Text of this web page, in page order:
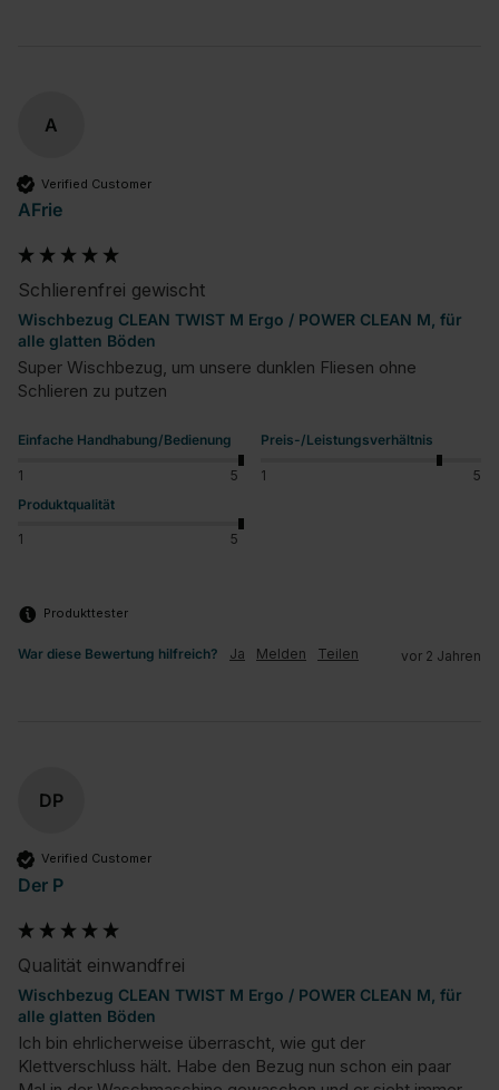
A
Verified Customer
AFrie
Schlierenfrei gewischt
Wischbezug CLEAN TWIST M Ergo / POWER CLEAN M, für
alle glatten Böden
Super Wischbezug, um unsere dunklen Fliesen ohne
Schlieren zu putzen
Einfache Handhabung/Bedienung
1 5
Preis-/Leistungsverhältnis
1
5
Produktqualität
1 5
Produkttester
War diese Bewertung hilfreich? Ja Melden Teilen vor 2 Jahren
DP
Verified Customer
Der P
Qualität einwandfrei
Wischbezug CLEAN TWIST M Ergo / POWER CLEAN M, für
alle glatten Böden
Ich bin ehrlicherweise überrascht, wie gut der
Klettverschluss hält. Habe den Bezug nun schon ein paar